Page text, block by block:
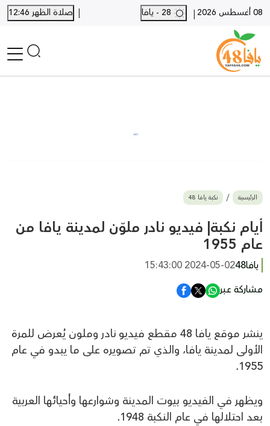
08 أغسطس 2026 |
| صلاة الظهر 12:46
بيع وشراء
أخبار القدس
وفيات
المزيد
الرئيسية نكبة يافا 48
أيام نكبة| فيديو نادر ملوّن لمدينة يافا من
عام 1955
يافا48
2024-05-02 15:43:00
مشاركة عبر
ينشر موقع يافا 48 مقطع فيديو نادر وملون يُعرض للمرة
الأولى لمدينة يافا، والذي تم تصويره على ما يبدو في عام
1955.
ويظهر في الفيديو بيوت المدينة وشوارعها وأحيائها العربية
بعد احتلالها في عام النكبة 1948.